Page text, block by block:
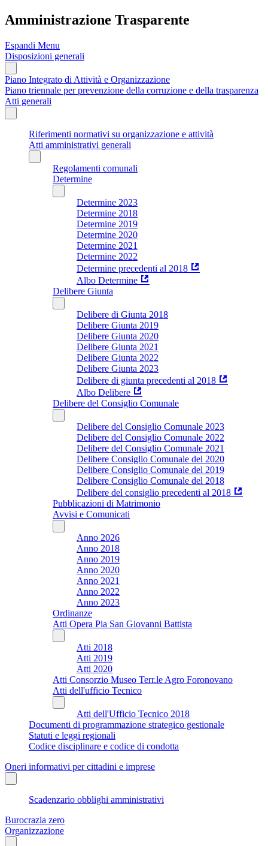
Amministrazione Trasparente
Espandi Menu
Disposizioni generali
Piano Integrato di Attività e Organizzazione
Piano triennale per prevenzione della corruzione e della trasparenza
Atti generali
Riferimenti normativi su organizzazione e attività
Atti amministrativi generali
Regolamenti comunali
Determine
Determine 2023
Determine 2018
Determine 2019
Determine 2020
Determine 2021
Determine 2022
Determine precedenti al 2018
Albo Determine
Delibere Giunta
Delibere di Giunta 2018
Delibere Giunta 2019
Delibere Giunta 2020
Delibere Giunta 2021
Delibere Giunta 2022
Delibere Giunta 2023
Delibere di giunta precedenti al 2018
Albo Delibere
Delibere del Consiglio Comunale
Delibere del Consiglio Comunale 2023
Delibere del Consiglio Comunale 2022
Delibere del Consiglio Comunale 2021
Delibere Consiglio Comunale del 2020
Delibere Consiglio Comunale del 2019
Delibere Consiglio Comunale del 2018
Delibere del consiglio precedenti al 2018
Pubblicazioni di Matrimonio
Avvisi e Comunicati
Anno 2026
Anno 2018
Anno 2019
Anno 2020
Anno 2021
Anno 2022
Anno 2023
Ordinanze
Atti Opera Pia San Giovanni Battista
Atti 2018
Atti 2019
Atti 2020
Atti Consorzio Museo Terr.le Agro Foronovano
Atti dell'ufficio Tecnico
Atti dell'Ufficio Tecnico 2018
Documenti di programmazione strategico gestionale
Statuti e leggi regionali
Codice disciplinare e codice di condotta
Oneri informativi per cittadini e imprese
Scadenzario obblighi amministrativi
Burocrazia zero
Organizzazione